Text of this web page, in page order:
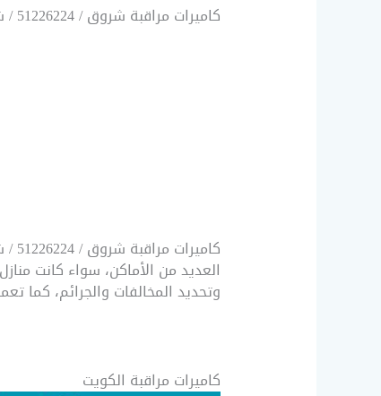
كاميرات مراقبة شروق / 51226224 / شركة تركيب كاميرات مراقبة شمال غرب الصليبيخات
العديد من الأماكن، سواء كانت
وتحديد المخالفات والجرائم، كما
كاميرات مراقبة الكويت